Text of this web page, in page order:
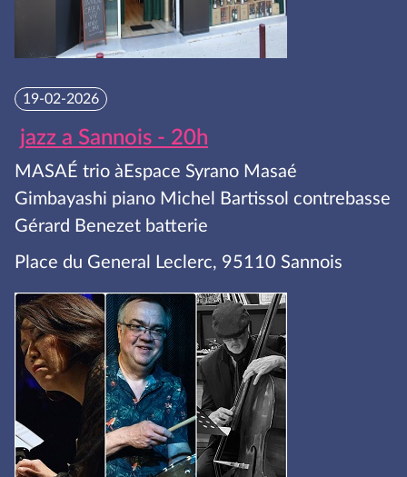
19-02-2026
jazz a Sannois - 20h
MASAÉ trio àEspace Syrano Masaé
Gimbayashi piano Michel Bartissol contrebasse
Gérard Benezet batterie
Place du General Leclerc, 95110 Sannois